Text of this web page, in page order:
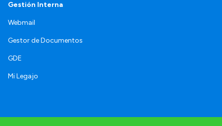
Gestión Interna
Webmail
Gestor de Documentos
GDE
Mi Legajo